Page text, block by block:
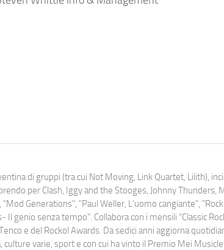
di gruppi (tra cui Not Moving, Link Quartet, Lilith),
per Clash, Iggy and the Stooges, Johnny Thunders,
Generations", "Paul Weller, L’uomo cangiante", "Rock
genio senza tempo". Collabora con i mensili “Classic
e del Rockol Awards. Da sedici anni aggiorna
varie, sport e con cui ha vinto il Premio Mei